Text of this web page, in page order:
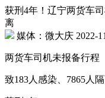
获刑4年！辽宁两货车
离
媒体：微大庆 2022-
两货车司机未报备行程
致183人感染、7865人